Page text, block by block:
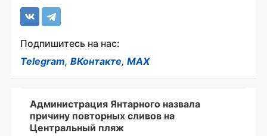
Подпишитесь на нас:
Telegram, ВКонтакте, MAX
Администрация Янтарного назвала
причину повторных сливов на
Центральный пляж